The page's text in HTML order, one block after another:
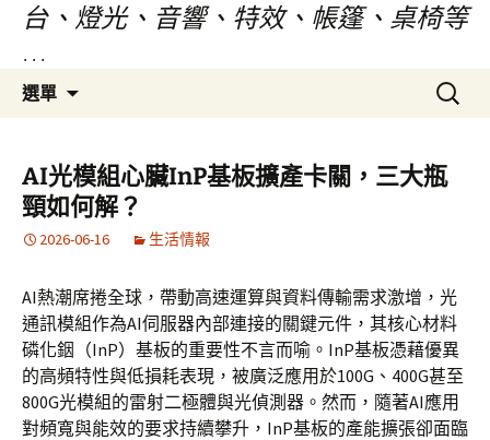
台、燈光、音響、特效、帳篷、桌椅等
…
選單
要
內
容
搜
尋
鍵
字:
AI光模組心臟InP基板擴產卡關，三大瓶
頸如何解？
2026-06-16 生活情報
AI熱潮席捲全球，帶動高速運算與資料傳輸需求激增，光
通訊模組作為AI伺服器內部連接的關鍵元件，其核心材料
磷化銦（InP）基板的重要性不言而喻。InP基板憑藉優異
的高頻特性與低損耗表現，被廣泛應用於100G、400G甚至
800G光模組的雷射二極體與光偵測器。然而，隨著AI應用
對頻寬與能效的要求持續攀升，InP基板的產能擴張卻面臨